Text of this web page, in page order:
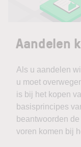
Aandelen
Als u aandelen
u moet
is bij het kopen
basisprincipes
beantwoorden
voren komen bij